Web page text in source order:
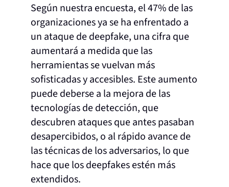
Según nuestra encuesta, el 47% de las
organizaciones ya se ha enfrentado a
un ataque de deepfake, una cifra que
aumentará a medida que las
herramientas se vuelvan más
sofisticadas y accesibles. Este aumento
puede deberse a la mejora de las
tecnologías de detección, que
descubren ataques que antes pasaban
desapercibidos, o al rápido avance de
las técnicas de los adversarios, lo que
hace que los deepfakes estén más
extendidos.